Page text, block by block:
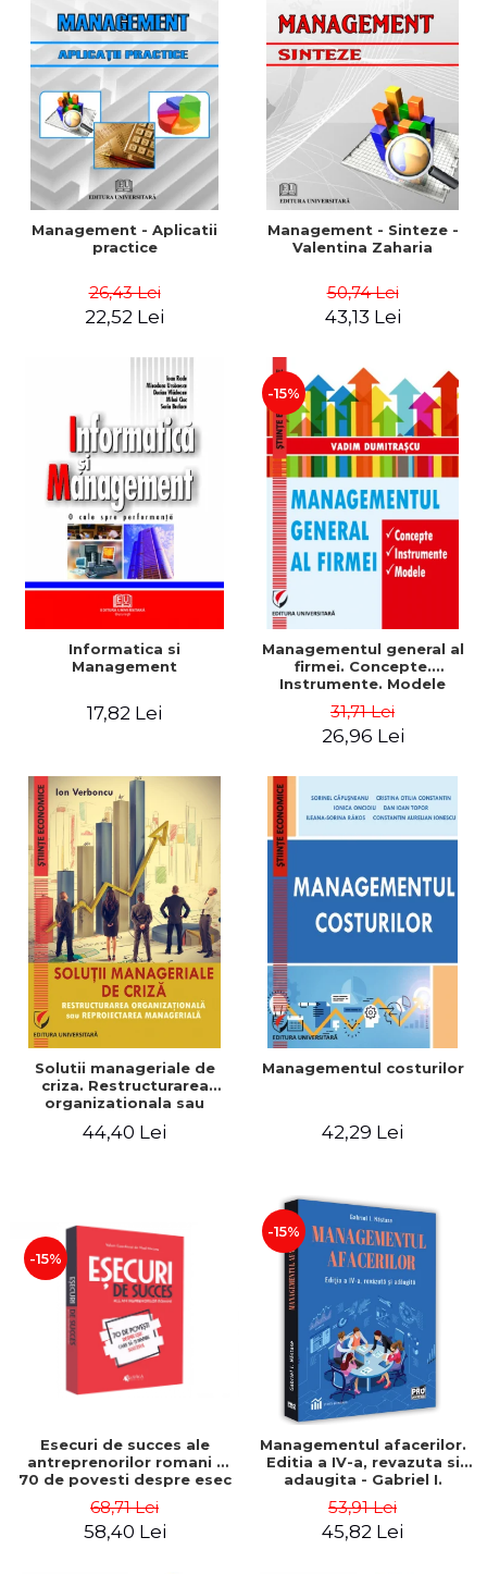
Management - Aplicatii
practice
26,43 Lei
22,52 Lei
Management - Sinteze -
Valentina Zaharia
50,74 Lei
43,13 Lei
Informatica si
Management
17,82 Lei
-15%
Managementul general al
firmei. Concepte.
Instrumente. Modele
31,71 Lei
26,96 Lei
Solutii manageriale de
criza. Restructurarea
organizationala sau
44,40 Lei
Managementul costurilor
42,29 Lei
-15%
Esecuri de succes ale
antreprenorilor romani -
70 de povesti despre esec
68,71 Lei
58,40 Lei
-15%
Managementul afacerilor.
Editia a IV-a, revazuta si
adaugita - Gabriel I.
53,91 Lei
45,82 Lei